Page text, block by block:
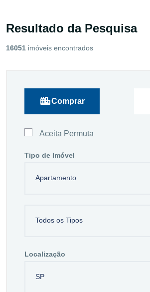
Resultado da Pesquisa
16051 imóveis encontrados
Comprar
Aceita Permuta
Tipo de Imóvel
Apartamento
Todos os Tipos
Localização
SP